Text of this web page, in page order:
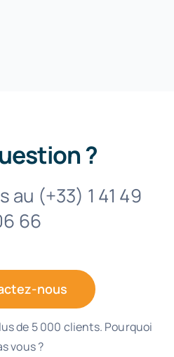
?
au (+33) 1 41 49
66
nous
de 5 000 clients. Pourquoi
vous ?